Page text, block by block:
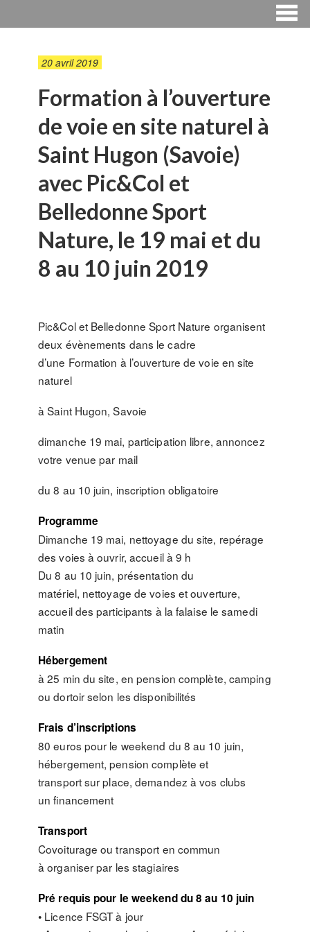
20 avril 2019
Formation à l’ouverture
de voie en site naturel à
Saint Hugon (Savoie)
avec Pic&Col et
Belledonne Sport
Nature, le 19 mai et du
8 au 10 juin 2019
Pic&Col et Belledonne Sport Nature organisent
deux évènements dans le cadre
d’une Formation à l’ouverture de voie en site
naturel
à Saint Hugon, Savoie
dimanche 19 mai, participation libre, annoncez
votre venue par mail
du 8 au 10 juin, inscription obligatoire
Programme
Dimanche 19 mai, nettoyage du site, repérage
des voies à ouvrir, accueil à 9 h
Du 8 au 10 juin, présentation du
matériel, nettoyage de voies et ouverture,
accueil des participants à la falaise le samedi
matin
Hébergement
à 25 min du site, en pension complète, camping
ou dortoir selon les disponibilités
Frais d’inscriptions
80 euros pour le weekend du 8 au 10 juin,
hébergement, pension complète et
transport sur place, demandez à vos clubs
un financement
Transport
Covoiturage ou transport en commun
à organiser par les stagiaires
Pré requis pour le weekend du 8 au 10 juin
• Licence FSGT à jour